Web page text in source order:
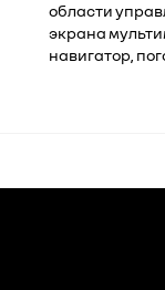
области
экрана
навигатор,